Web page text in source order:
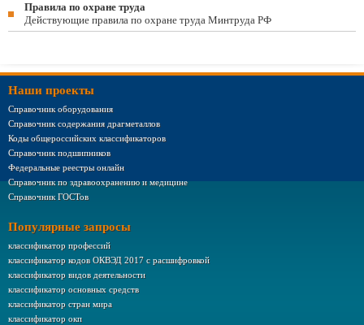
Правила по охране труда
Действующие правила по охране труда Минтруда РФ
Наши проекты
Справочник оборудования
Справочник содержания драгметаллов
Коды общероссийских классификаторов
Справочник подшипников
Федеральные реестры онлайн
Справочник по здравоохранению и медицине
Справочник ГОСТов
Популярные запросы
классификатор профессий
классификатор кодов ОКВЭД 2017 с расшифровкой
классификатор видов деятельности
классификатор основных средств
классификатор стран мира
классификатор окп